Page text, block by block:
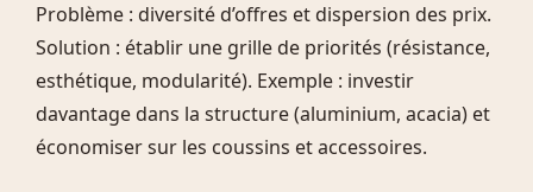
Problème : diversité d’offres et dispersion des prix.
Solution : établir une grille de priorités (résistance,
esthétique, modularité). Exemple : investir
davantage dans la structure (aluminium, acacia) et
économiser sur les coussins et accessoires.